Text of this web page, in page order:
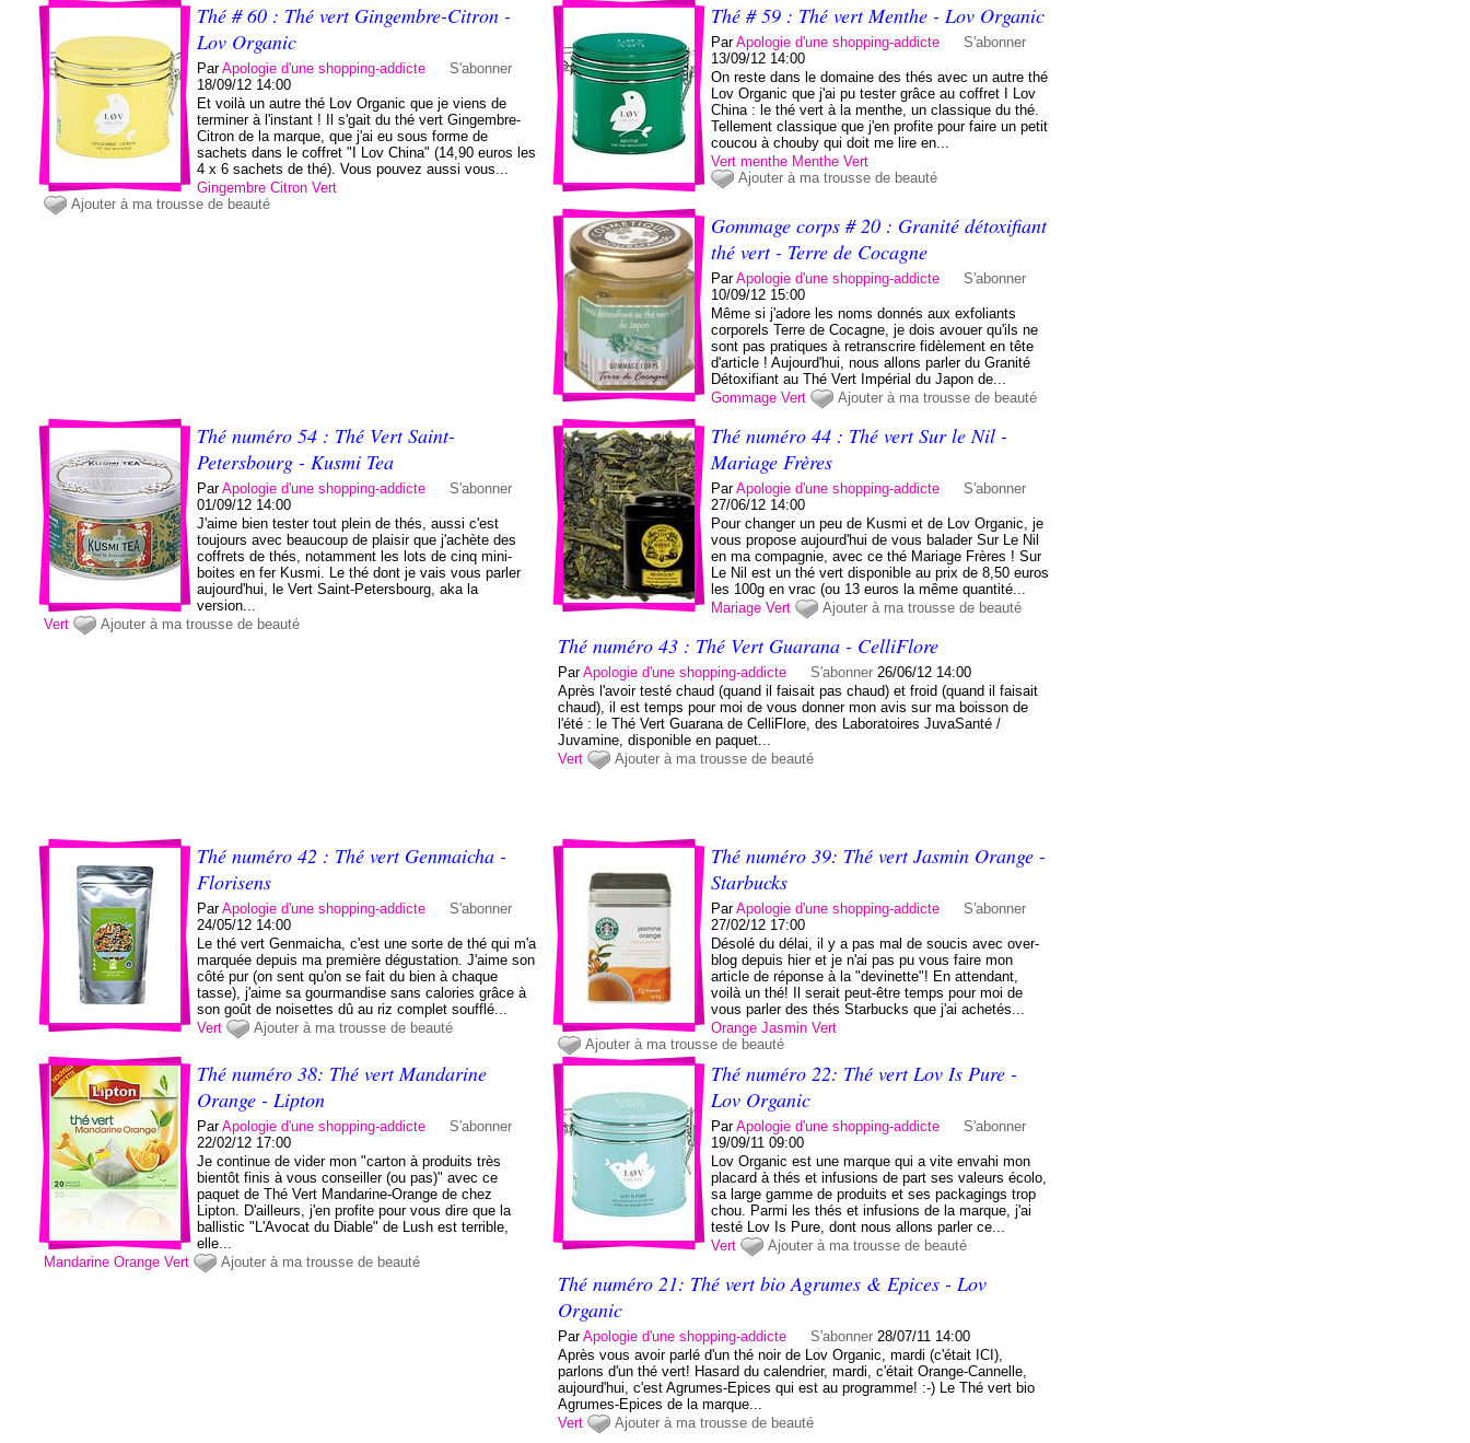
Thé # 60 : Thé vert Gingembre-Citron -
Lov Organic
ParApologie d'une shopping-addicte
S'abonner
18/09/12 14:00
Et voilà un autre thé Lov Organic que je viens de
terminer à l'instant ! Il s'gait du thé vert Gingembre-
Citron de la marque, que j'ai eu sous forme de
sachets dans le coffret "I Lov China" (14,90 euros les
4 x 6 sachets de thé). Vous pouvez aussi vous...
Gingembre Citron Vert
Ajouter à ma trousse de beauté
Thé # 59 : Thé vert Menthe - Lov Organic
ParApologie d'une shopping-addicte
S'abonner
13/09/12 14:00
On reste dans le domaine des thés avec un autre thé
Lov Organic que j'ai pu tester grâce au coffret I Lov
China : le thé vert à la menthe, un classique du thé.
Tellement classique que j'en profite pour faire un petit
coucou à chouby qui doit me lire en...
Vert menthe Menthe Vert
Ajouter à ma trousse de beauté
Gommage corps # 20 : Granité détoxifiant
thé vert - Terre de Cocagne
ParApologie d'une shopping-addicte
S'abonner
10/09/12 15:00
Même si j'adore les noms donnés aux exfoliants
corporels Terre de Cocagne, je dois avouer qu'ils ne
sont pas pratiques à retranscrire fidèlement en tête
d'article ! Aujourd'hui, nous allons parler du Granité
Détoxifiant au Thé Vert Impérial du Japon de...
Gommage Vert Ajouter à ma trousse de beauté
Thé numéro 54 : Thé Vert Saint-
Petersbourg - Kusmi Tea
ParApologie d'une shopping-addicte
S'abonner
01/09/12 14:00
J'aime bien tester tout plein de thés, aussi c'est
toujours avec beaucoup de plaisir que j'achète des
coffrets de thés, notamment les lots de cinq mini-
boites en fer Kusmi. Le thé dont je vais vous parler
aujourd'hui, le Vert Saint-Petersbourg, aka la
version...
Vert
Ajouter à ma trousse de beauté
Thé numéro 44 : Thé vert Sur le Nil -
Mariage Frères
ParApologie d'une shopping-addicte
S'abonner
27/06/12 14:00
Pour changer un peu de Kusmi et de Lov Organic, je
vous propose aujourd'hui de vous balader Sur Le Nil
en ma compagnie, avec ce thé Mariage Frères ! Sur
Le Nil est un thé vert disponible au prix de 8,50 euros
les 100g en vrac (ou 13 euros la même quantité...
Mariage Vert Ajouter à ma trousse de beauté
Thé numéro 43 : Thé Vert Guarana - CelliFlore
ParApologie d'une shopping-addicte S'abonner 26/06/12 14:00
Après l'avoir testé chaud (quand il faisait pas chaud) et froid (quand il faisait
chaud), il est temps pour moi de vous donner mon avis sur ma boisson de
l'été : le Thé Vert Guarana de CelliFlore, des Laboratoires JuvaSanté /
Juvamine, disponible en paquet...
Vert
Ajouter à ma trousse de beauté
Thé numéro 42 : Thé vert Genmaicha -
Florisens
ParApologie d'une shopping-addicte
S'abonner
24/05/12 14:00
Le thé vert Genmaicha, c'est une sorte de thé qui m'a
marquée depuis ma première dégustation. J'aime son
côté pur (on sent qu'on se fait du bien à chaque
tasse), j'aime sa gourmandise sans calories grâce à
son goût de noisettes dû au riz complet soufflé...
Vert
Ajouter à ma trousse de beauté
Thé numéro 39: Thé vert Jasmin Orange -
Starbucks
ParApologie d'une shopping-addicte
S'abonner
27/02/12 17:00
Désolé du délai, il y a pas mal de soucis avec over-
blog depuis hier et je n'ai pas pu vous faire mon
article de réponse à la "devinette"! En attendant,
voilà un thé! Il serait peut-être temps pour moi de
vous parler des thés Starbucks que j'ai achetés...
Orange Jasmin Vert
Ajouter à ma trousse de beauté
Thé numéro 38: Thé vert Mandarine
Orange - Lipton
ParApologie d'une shopping-addicte
S'abonner
22/02/12 17:00
Je continue de vider mon "carton à produits très
bientôt finis à vous conseiller (ou pas)" avec ce
paquet de Thé Vert Mandarine-Orange de chez
Lipton. D'ailleurs, j'en profite pour vous dire que la
ballistic "L'Avocat du Diable" de Lush est terrible,
elle...
Mandarine Orange Vert Ajouter à ma trousse de beauté
Thé numéro 22: Thé vert Lov Is Pure -
Lov Organic
ParApologie d'une shopping-addicte
S'abonner
19/09/11 09:00
Lov Organic est une marque qui a vite envahi mon
placard à thés et infusions de part ses valeurs écolo,
sa large gamme de produits et ses packagings trop
chou. Parmi les thés et infusions de la marque, j'ai
testé Lov Is Pure, dont nous allons parler ce...
Vert
Ajouter à ma trousse de beauté
Thé numéro 21: Thé vert bio Agrumes & Epices - Lov
Organic
ParApologie d'une shopping-addicte S'abonner 28/07/11 14:00
Après vous avoir parlé d'un thé noir de Lov Organic, mardi (c'était ICI),
parlons d'un thé vert! Hasard du calendrier, mardi, c'était Orange-Cannelle,
aujourd'hui, c'est Agrumes-Epices qui est au programme! :-) Le Thé vert bio
Agrumes-Epices de la marque...
Vert
Ajouter à ma trousse de beauté